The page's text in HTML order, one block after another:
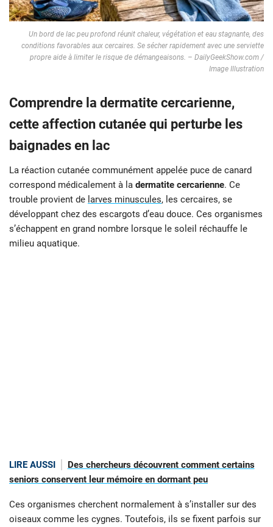
Un bord de lac peu profond réunit chaleur, végétation et eau stagnante, des
conditions favorables aux cercaires. Se sécher rapidement avec une serviette
propre aide à limiter le risque de démangeaisons. – DailyGeekShow.com /
Image Illustration
Comprendre la dermatite cercarienne,
cette affection cutanée qui perturbe les
baignades en lac
La réaction cutanée communément appelée puce de canard
correspond médicalement à la dermatite cercarienne. Ce
trouble provient de larves minuscules, les cercaires, se
développant chez des escargots d’eau douce. Ces organismes
s’échappent en grand nombre lorsque le soleil réchauffe le
milieu aquatique.
LIRE AUSSI
Des chercheurs découvrent comment certains
seniors conservent leur mémoire en dormant peu
Ces organismes cherchent normalement à s’installer sur des
oiseaux comme les cygnes. Toutefois, ils se fixent parfois sur